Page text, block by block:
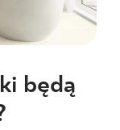
będą